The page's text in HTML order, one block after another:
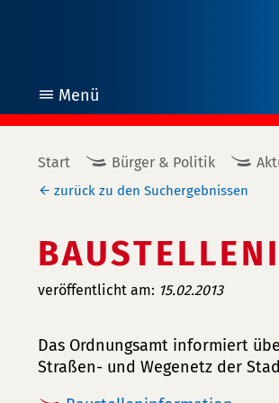
Menü
öffnen
Start Bürger & Politik
zurück zu den Suchergebnissen
veröffentlicht am: 15.02.2013
Das Ordnungsamt informiert
Straßen- und Wegenetz der